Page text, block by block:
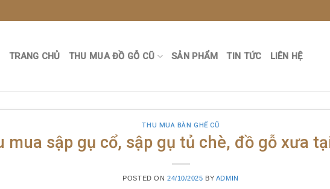
TRANG CHỦ THU MUA ĐỒ GỖ CŨ SẢN PHẨM TIN TỨC LIÊN HỆ
THU MUA BÀN GHẾ CŨ
mua sập gụ cổ, sập gụ tủ chè, đồ gỗ xưa
POSTED ON 24/10/2025 BY ADMIN